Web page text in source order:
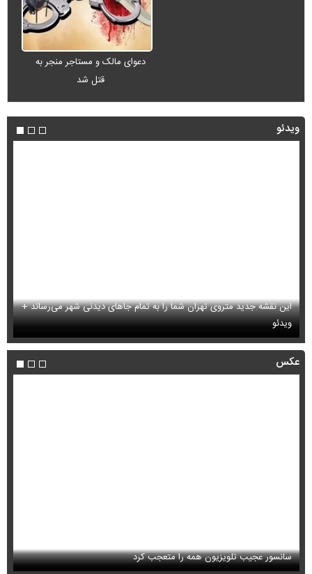
دعوای مالک و مستاجر منجر به
قتل شد
ویدئو
این نقشه جدید متروی تهران شما را به تمام جاهای دیدنی شهر می‌رساند +
ویدئو
عکس
سانسور عجیب تلویزیون همه را متعجب کرد